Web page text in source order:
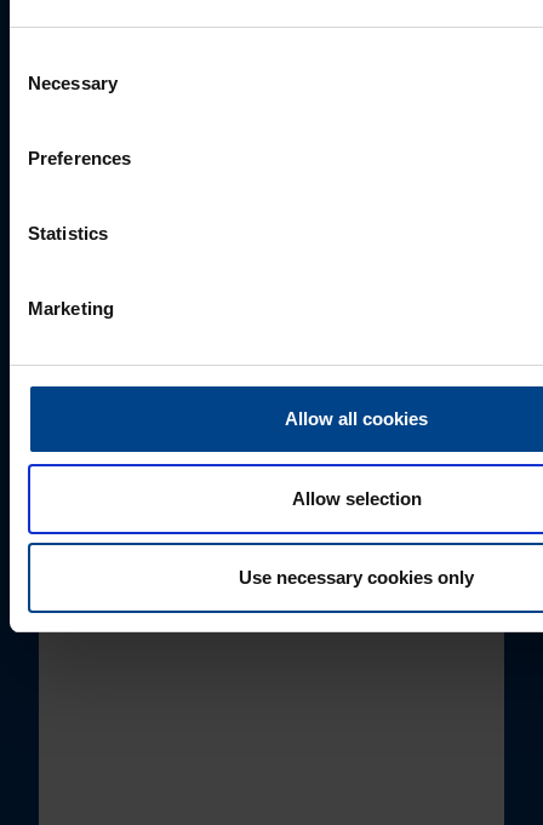
Selection
Necessary
Preferences
Statistics
Marketing
Allow all cookies
Allow selection
Use necessary cookies only
Perekonnanimi
E-post*